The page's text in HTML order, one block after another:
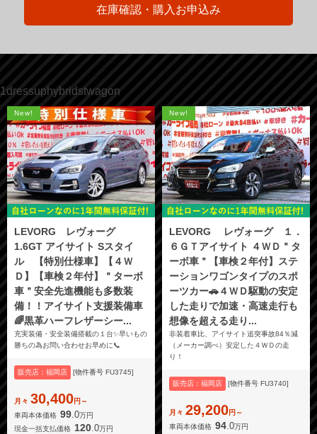
在庫確認・購入お申込み
1dressuphybridstwagon
New!
LEVORG レヴォーグ
1.6GT アイサイト Sスタイ
ル 【特別仕様車】【４Ｗ
Ｄ】【車検２年付】＂ターボ
車＂安全先進機能も多数装
備！！アイサイト支援装備車
🌈黒革ハーフレザーシー...
充実装備・安全装備搭載の１台✨早いもの
勝ちの為お問い合わせお早めに📞
販売店：福岡店 [物件番号 FU3745]
月々 30,400円～
車両本体価格 99.0万円
現金一括支払価格 120 .0万円
New!
LEVORG レヴォーグ １．
６ＧＴアイサイト ４ＷＤ＂タ
ーボ車＂【車検２年付】ステ
ーションワゴンタイプのスポ
ーツカー🚗４ＷＤ駆動の安定
した走りで加速・高速走行も
想像を超える走り...
非装着車比、アイサイト追突事故84％減
（メーカー調べ）安定した４ＷＤの走
り！
販売店：福岡店 [物件番号 FU3740]
月々 29,200円～
車両本体価格 94.0万円